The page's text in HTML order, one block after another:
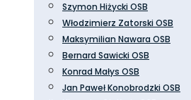
Szymon Hiżycki OSB
Włodzimierz Zatorski OSB
Maksymilian Nawara OSB
Bernard Sawicki OSB
Konrad Małys OSB
Jan Paweł Konobrodzki OSB